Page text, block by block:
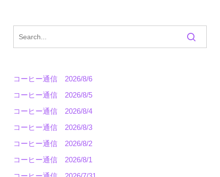
コーヒー通信 2026/8/6
コーヒー通信 2026/8/5
コーヒー通信 2026/8/4
コーヒー通信 2026/8/3
コーヒー通信 2026/8/2
コーヒー通信 2026/8/1